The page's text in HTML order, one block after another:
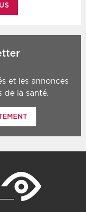
et les annonces
de la santé.